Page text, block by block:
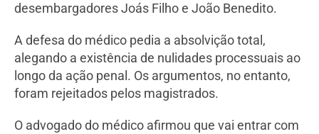
desembargadores Joás Filho e João Benedito.
A defesa do médico pedia a absolvição total,
alegando a existência de nulidades processuais ao
longo da ação penal. Os argumentos, no entanto,
foram rejeitados pelos magistrados.
O advogado do médico afirmou que vai entrar com